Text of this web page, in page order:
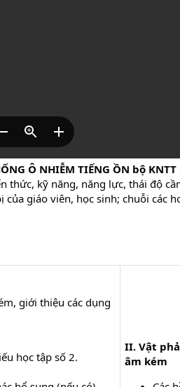
Ô NHIỄM TIẾNG ỒN bộ KNTT
thức, kỹ năng, năng lực, thái độ
giáo viên, học sinh; chuỗi các
giới thiệu các dụng
học tập số 2.
II. Vật
âm kém